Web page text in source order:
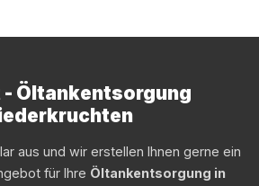
Öltankentsorgung
aus und wir erstellen Ihnen gerne ein
für Ihre Öltankentsorgung in